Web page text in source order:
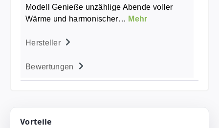
Modell Genieße unzählige Abende voller
Wärme und harmonischer… Mehr
Hersteller
Bewertungen
Vorteile